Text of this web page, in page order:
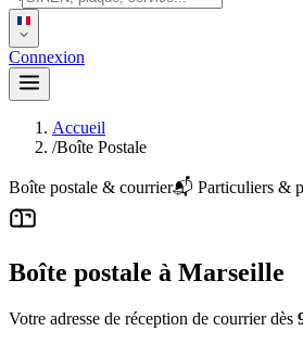
Connexion
Accueil
/Boîte Postale
Boîte postale & courrier📬 Particuliers &
Boîte postale à Marseille
Votre adresse de réception de courrier dès